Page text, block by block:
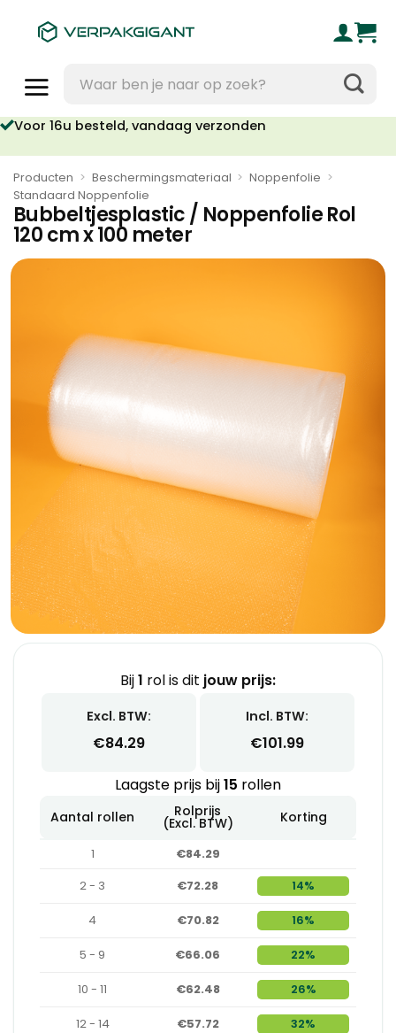
naar:
16u besteld, vandaag verzonden
Geen orderkosten vanaf €95
Producten > Beschermingsmateriaal > Noppenfolie >
Standaard Noppenfolie
Bubbeltjesplastic / Noppenfolie Rol
120 cm x 100 meter
Bij1 rol is dit jouw prijs:
Excl. BTW:
€84.29
Incl. BTW:
€101.99
Laagste prijs bij15 rollen
Aantal rollen Rolprijs
(Excl. BTW) Korting
1
€84.29
2 - 3
€72.28 14%
4 €70.82 16%
5 - 9 €66.06 22%
10 - 11 €62.48 26%
12 - 14 €57.72 32%